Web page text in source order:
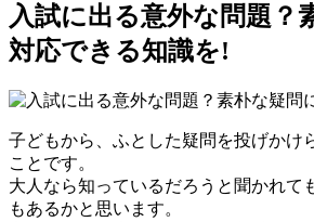
入試に出る意外な問題？
対応できる知識を!
子どもから、ふとした疑問を投げかけ
ことです。
大人なら知っているだろうと聞かれて
もあるかと思います。